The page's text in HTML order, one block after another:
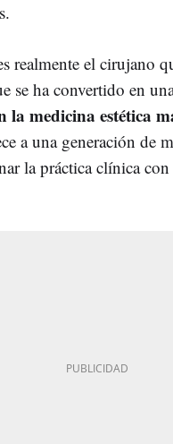
realmente el cirujano
se ha convertido en
la medicina estética
a una generación de
la práctica clínica